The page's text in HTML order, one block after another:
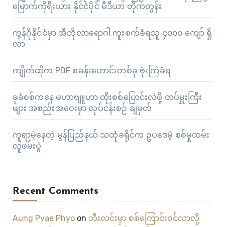
မြောက်ကိုရီးယား နိုင်ငံပိုင် မီဒီယာ တိုက်တွန်း
ကွန်ဂိုနိုင်ငံမှာ အီဘိုလာရောဂါ ကူးစက်ခံရသူ ၄၀၀၀ ကျော် ရှိ
လာ
ကျိုက်ထိုက PDF စခန်းဟောင်းတစ်ခု ဗုံးကြဲခံရ
ခုခံစစ်ကနေ မဟာဗျူဟာ ထိုးစစ်ပြောင်းလဲဖို့ တပ်မှူးကြီး
များ အစည်းအဝေးမှာ လုပ်ငန်းစဉ် ချမှတ်
ကူရာမဲ့နေတဲ့ မွန်ပြည်နယ် သထုံခရိုင်က ဥပဒေမဲ့ စစ်မှုထမ်း
လူဖမ်းပွဲ
Recent Comments
Aung Pyae Phyoon ဘီးလင်းမှာ စစ်ကြောင်းဝင်လာလို့